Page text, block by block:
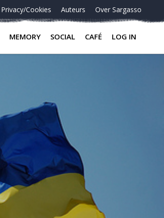
Privacy/Cookies Auteurs Over Sargasso
MEMORY SOCIAL CAFÉ LOG IN